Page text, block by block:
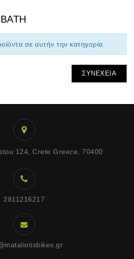
σε αυτήν την κατηγορία.
ΣΥΝΈΧΕΙΑ
124, Crete Greece, 70400
2811216217